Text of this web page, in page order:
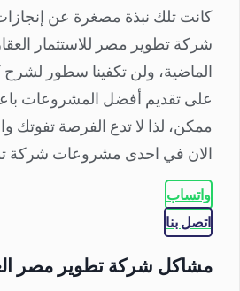
كانت تلك نبذة مصغرة عن
شركة تطوير مصر للاستثمار
الماضية، ولن تكفينا سطور
على تقديم أفضل المشروعات
ممكن، لذا لا تدع الفرصة تفوتك
الان في احدى مشروعات شركة
واتساب
اتصل بنا
مشاكل شركة تطوير مصر